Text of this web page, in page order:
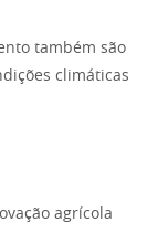
também são
climáticas
agrícola